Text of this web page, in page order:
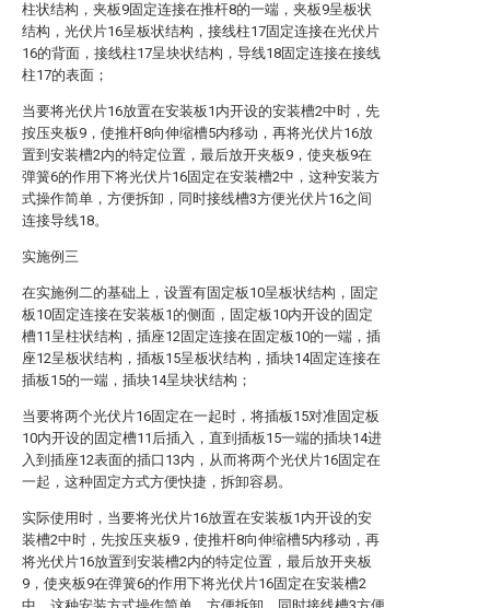
柱状结构，夹板9固定连接在推杆8的一端，夹板9呈板状
结构，光伏片16呈板状结构，接线柱17固定连接在光伏片
16的背面，接线柱17呈块状结构，导线18固定连接在接线
柱17的表面；
当要将光伏片16放置在安装板1内开设的安装槽2中时，先
按压夹板9，使推杆8向伸缩槽5内移动，再将光伏片16放
置到安装槽2内的特定位置，最后放开夹板9，使夹板9在
弹簧6的作用下将光伏片16固定在安装槽2中，这种安装方
式操作简单，方便拆卸，同时接线槽3方便光伏片16之间
连接导线18。
实施例三
在实施例二的基础上，设置有固定板10呈板状结构，固定
板10固定连接在安装板1的侧面，固定板10内开设的固定
槽11呈柱状结构，插座12固定连接在固定板10的一端，插
座12呈板状结构，插板15呈板状结构，插块14固定连接在
插板15的一端，插块14呈块状结构；
当要将两个光伏片16固定在一起时，将插板15对准固定板
10内开设的固定槽11后插入，直到插板15一端的插块14进
入到插座12表面的插口13内，从而将两个光伏片16固定在
一起，这种固定方式方便快捷，拆卸容易。
实际使用时，当要将光伏片16放置在安装板1内开设的安
装槽2中时，先按压夹板9，使推杆8向伸缩槽5内移动，再
将光伏片16放置到安装槽2内的特定位置，最后放开夹板
9，使夹板9在弹簧6的作用下将光伏片16固定在安装槽2